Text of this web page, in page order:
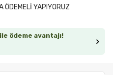
ödeme avantajı!
ÖDEMELİ YAPIYORUZ